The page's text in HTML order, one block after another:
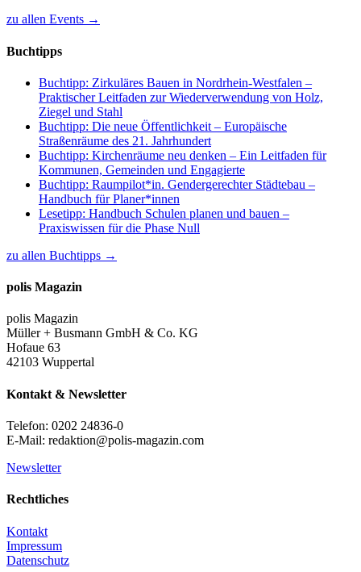
zu allen Events →
Buchtipps
Buchtipp: Zirkuläres Bauen in Nordrhein-Westfalen –
Praktischer Leitfaden zur Wiederverwendung von Holz,
Ziegel und Stahl
Buchtipp: Die neue Öffentlichkeit – Europäische
Straßenräume des 21. Jahrhundert
Buchtipp: Kirchenräume neu denken – Ein Leitfaden für
Kommunen, Gemeinden und Engagierte
Buchtipp: Raumpilot*in. Gendergerechter Städtebau –
Handbuch für Planer*innen
Lesetipp: Handbuch Schulen planen und bauen –
Praxiswissen für die Phase Null
zu allen Buchtipps →
polis Magazin
polis Magazin
Müller + Busmann GmbH & Co. KG
Hofaue 63
42103 Wuppertal
Kontakt & Newsletter
Telefon: 0202 24836-0
E-Mail: redaktion@polis-magazin.com
Newsletter
Rechtliches
Kontakt
Impressum
Datenschutz